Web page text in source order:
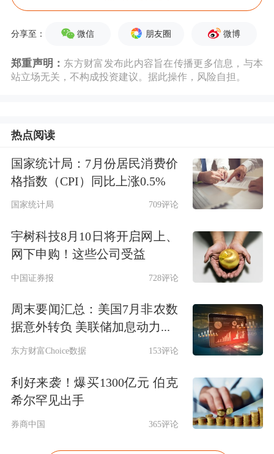
1964.6亿元，同比增长9%；Non-IFRS
经营利润756.3亿元，同比增长9%。若
剔除新AI产品（Hy、元宝、
CodeBuddy、WorkBuddy及QClaw）的
利润同比增长17%至844亿元。
分享至： 微信 朋友圈 微博
郑重声明： 东方财富发布此内容旨在传播更多信息，与本
站立场无关，不构成投资建议。据此操作，风险自担。
热点阅读
国家统计局：7月份居民消费价
格指数（CPI）同比上涨0.5%
国家统计局 709评论
宇树科技8月10日将开启网上、
网下申购！这些公司受益
中国证券报 728评论
周末要闻汇总：美国7月非农数
据意外转负 美联储加息动力...
东方财富Choice数据 153评论
利好来袭！爆买1300亿元 伯克
希尔罕见出手
券商中国 365评论